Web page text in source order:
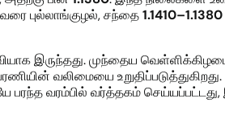
வரை புல்லாங்குழல், சந்தை
இருந்தது. முந்தைய
வலிமையை உறுதிப்படுத்துகிறது.
பரந்த வரம்பில் வர்த்தகம்